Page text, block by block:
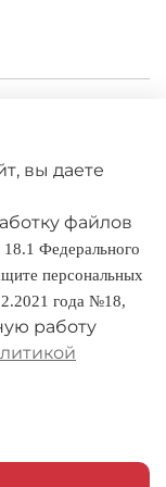
вы даете
файлов
18.1 Федерального
персональных
года №18,
работу